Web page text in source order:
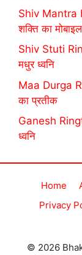
Shiv Mantra
शक्ति का
Shiv Stuti
मधुर ध्वनि
Maa Durga
का प्रतीक
Ganesh
ध्वनि
Home
Privacy
© 2026